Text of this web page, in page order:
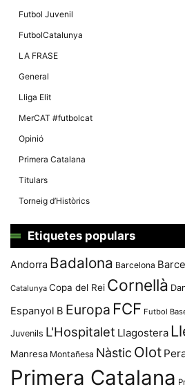
Futbol Juvenil
FutbolCatalunya
LA FRASE
General
Lliga Elit
MerCAT #futbolcat
Opinió
Primera Catalana
Titulars
Torneig d’Històrics
Etiquetes populars
Andorra Badalona Barcelona
Catalunya Copa del Rei Cornellà
Espanyol B Europa FCF Futbol
Juvenils L'Hospitalet Llagostera
Manresa Montañesa Nàstic Olot
Primera Catalana